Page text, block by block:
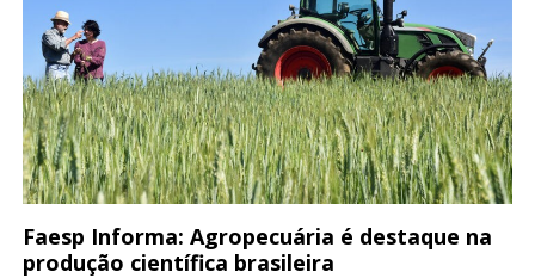
Faesp Informa: Agropecuária é destaque na
produção científica brasileira